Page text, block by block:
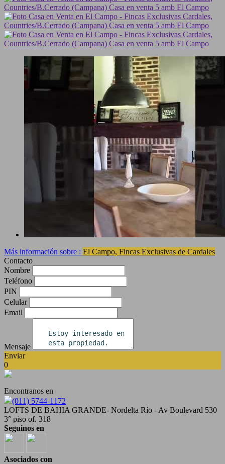
Más información sobre : El Campo, Fincas Exclusivas de Cardales
Contacto
Nombre
Teléfono
PIN
Celular
Email
Mensaje
Enviar
0
Encontranos en
(011) 5744-1172
LOFTS DE BAHIA GRANDE- Nordelta Río - Av Boulevard 530
3° piso of. 318
Seguinos en
Asociados con